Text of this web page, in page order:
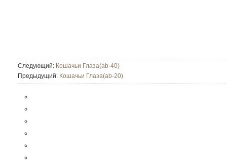
Следующий: Кошачьи Глаза(ab-40)
Предыдущий: Кошачьи Глаза(ab-20)